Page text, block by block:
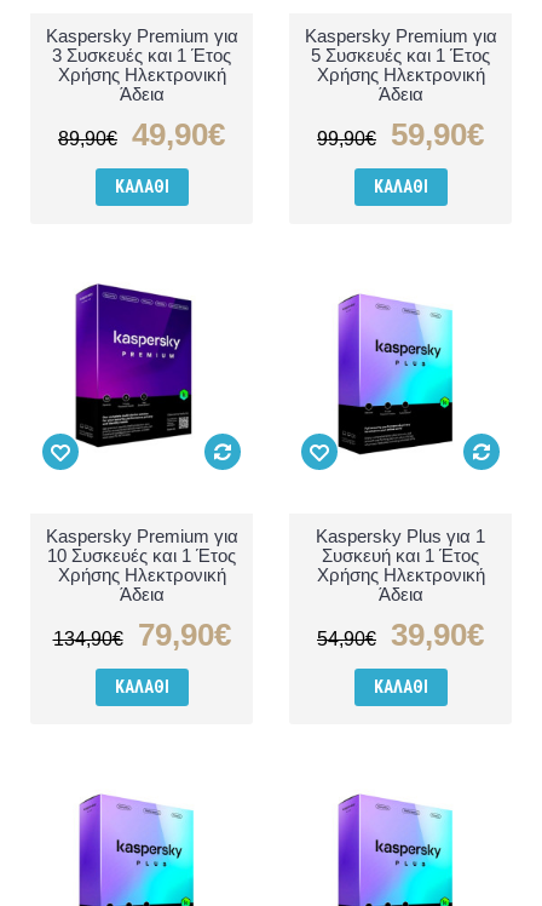
Kaspersky Premium για
3 Συσκευές και 1 Έτος
Χρήσης Ηλεκτρονική
Άδεια
89,90€ 49,90€
ΚΑΛΆΘΙ
Kaspersky Premium για
5 Συσκευές και 1 Έτος
Χρήσης Ηλεκτρονική
Άδεια
99,90€ 59,90€
ΚΑΛΆΘΙ
Kaspersky Premium για
10 Συσκευές και 1 Έτος
Χρήσης Ηλεκτρονική
Άδεια
134,90€ 79,90€
ΚΑΛΆΘΙ
Kaspersky Plus για 1
Συσκευή και 1 Έτος
Χρήσης Ηλεκτρονική
Άδεια
54,90€ 39,90€
ΚΑΛΆΘΙ